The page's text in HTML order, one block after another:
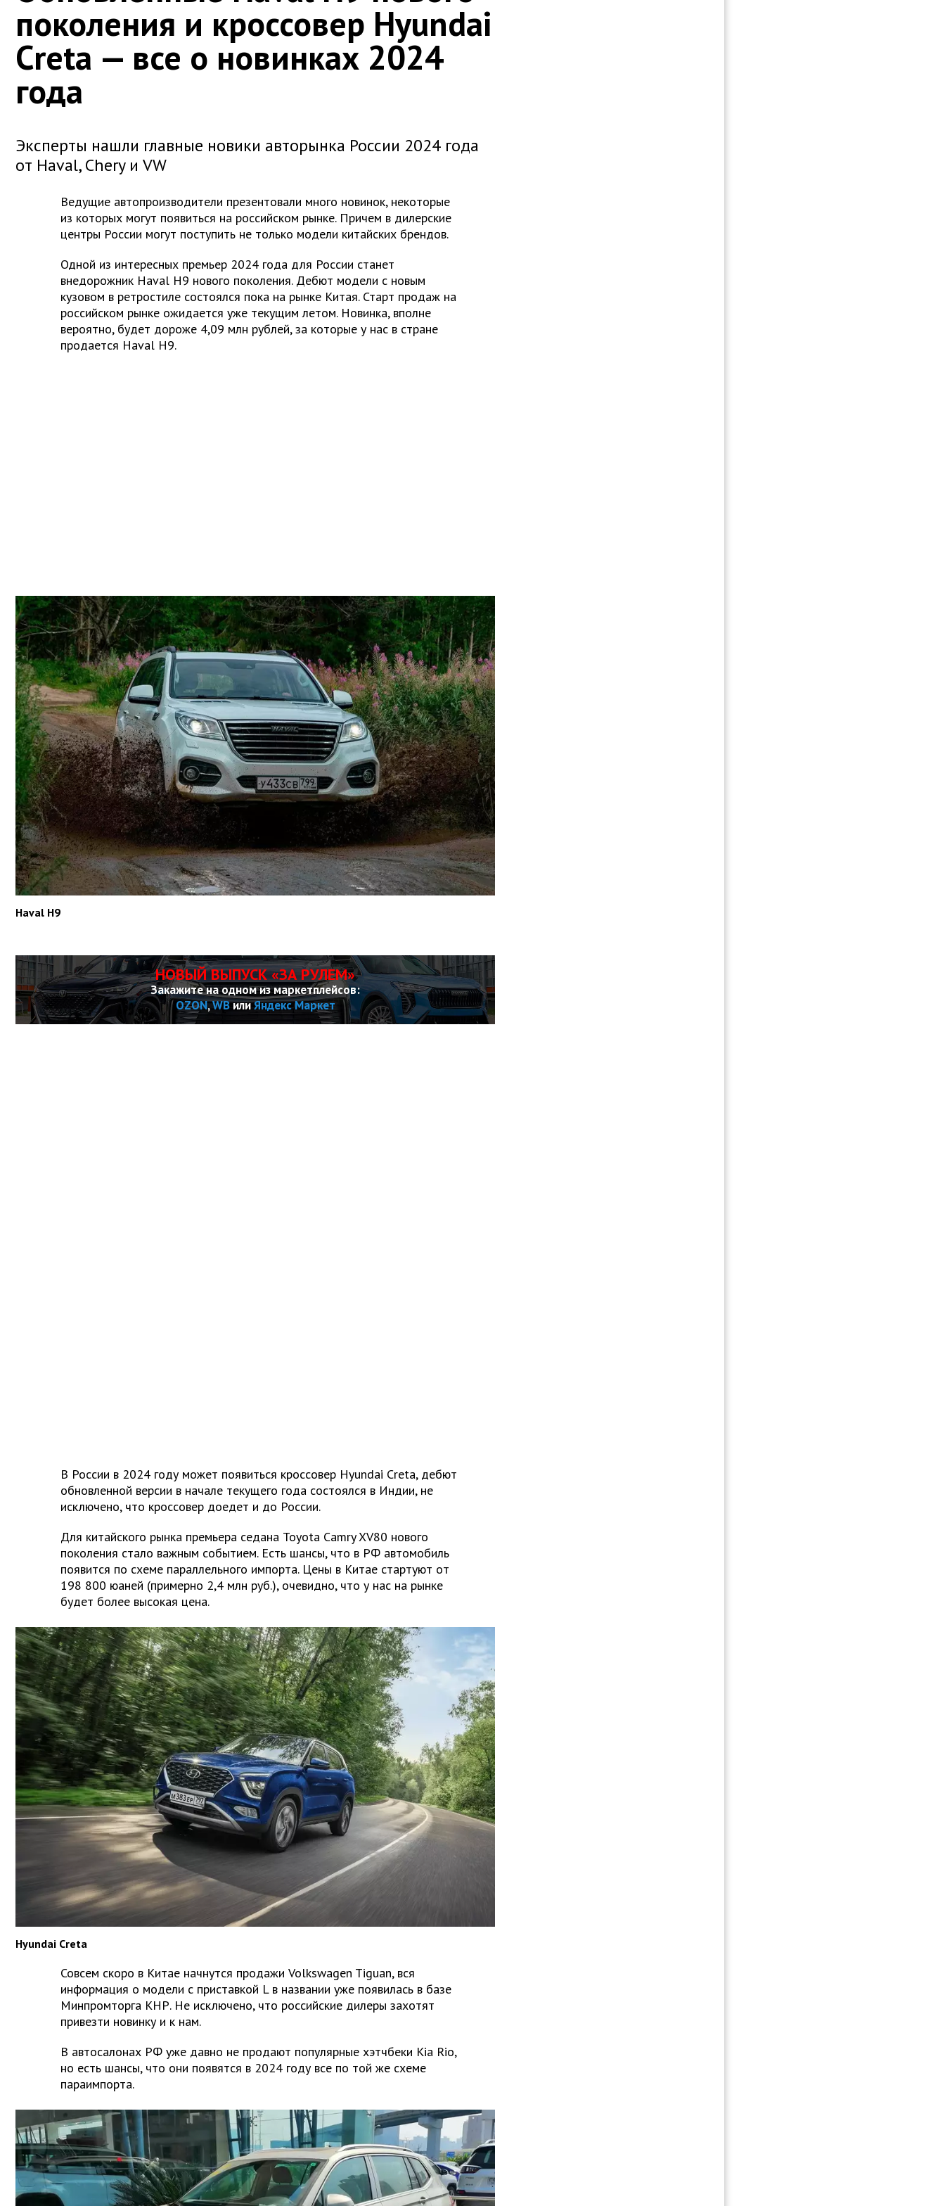
поколения и кроссовер Hyundai
Creta — все о новинках 2024
года
Эксперты нашли главные новики авторынка России 2024 года
от Haval, Chery и VW
Ведущие автопроизводители презентовали много новинок, некоторые
из которых могут появиться на российском рынке. Причем в дилерские
центры России могут поступить не только модели китайских брендов.
Одной из интересных премьер 2024 года для России станет
внедорожник Haval H9 нового поколения. Дебют модели с новым
кузовом в ретростиле состоялся пока на рынке Китая. Старт продаж на
российском рынке ожидается уже текущим летом. Новинка, вполне
вероятно, будет дороже 4,09 млн рублей, за которые у нас в стране
продается Haval H9.
Haval H9
НОВЫЙ ВЫПУСК «ЗА РУЛЕМ»
Закажите на одном из маркетплейсов:
OZON,WBилиЯндекс Маркет
В России в 2024 году может появиться кроссовер Hyundai Creta, дебют
обновленной версии в начале текущего года состоялся в Индии, не
исключено, что кроссовер доедет и до России.
Для китайского рынка премьера седана Toyota Camry XV80 нового
поколения стало важным событием. Есть шансы, что в РФ автомобиль
появится по схеме параллельного импорта. Цены в Китае стартуют от
198 800 юаней (примерно 2,4 млн руб.), очевидно, что у нас на рынке
будет более высокая цена.
Hyundai Creta
Совсем скоро в Китае начнутся продажи Volkswagen Tiguan, вся
информация о модели с приставкой L в названии уже появилась в базе
Минпромторга КНР. Не исключено, что российские дилеры захотят
привезти новинку и к нам.
В автосалонах РФ уже давно не продают популярные хэтчбеки Kia Rio,
но есть шансы, что они появятся в 2024 году все по той же схеме
параимпорта.